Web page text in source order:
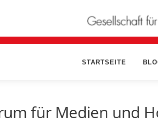
STARTSEITE
für Medien und